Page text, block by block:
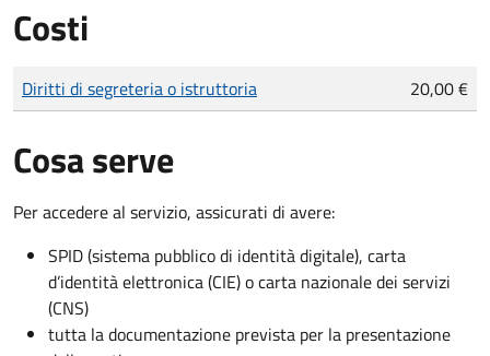
Costi
Tipo di pagamento
Importo
Diritti di segreteria o istruttoria 20,00 €
Cosa serve
Per accedere al servizio, assicurati di avere:
SPID (sistema pubblico di identità digitale), carta
d’identità elettronica (CIE) o carta nazionale dei servizi
(CNS)
tutta la documentazione prevista per la presentazione